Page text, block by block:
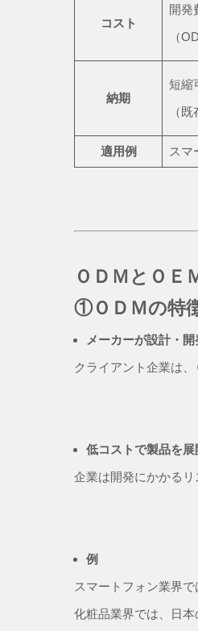
コスト
開発
（
納期
短縮
（
適用例 スマ
ＯＤＭとＯＥ
①ＯＤＭの特
メーカーが設計・
クライアント企業は
低コストで製品を展
企業は開発にかかるリ
例
スマートフォン業界
化粧品業界では、日本